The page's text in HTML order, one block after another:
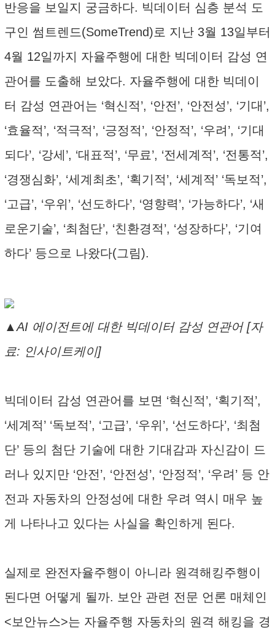
반응을 보일지 궁금하다. 빅데이터 심층 분석 도
구인 썸트렌드(SomeTrend)로 지난 3월 13일부터
4월 12일까지 자율주행에 대한 빅데이터 감성 연
관어를 도출해 보았다. 자율주행에 대한 빅데이
터 감성 연관어는 ‘혁신적’, ‘안전’, ‘안전성’, ‘기대’,
‘효율적’, ‘적극적’, ‘긍정적’, ‘안정적’, ‘우려’, ‘기대
되다’, ‘강세’, ‘대표적’, ‘무료’, ‘전세계적’, ‘전통적’,
‘경쟁심화’, ‘세계최초’, ‘획기적’, ‘세계적’ ‘독보적’,
‘고급’, ‘우위’, ‘선도하다’, ‘영향력’, ‘가능하다’, ‘새
로운기술’, ‘최첨단’, ‘친환경적’, ‘성장하다’, ‘기여
하다’ 등으로 나왔다(그림).
▲AI 에이전트에 대한 빅데이터 감성 연관어 [자
료: 인사이트케이]
빅데이터 감성 연관어를 보면 ‘혁신적’, ‘획기적’,
‘세계적’ ‘독보적’, ‘고급’, ‘우위’, ‘선도하다’, ‘최첨
단’ 등의 첨단 기술에 대한 기대감과 자신감이 드
러나 있지만 ‘안전’, ‘안전성’, ‘안정적’, ‘우려’ 등 안
전과 자동차의 안정성에 대한 우려 역시 매우 높
게 나타나고 있다는 사실을 확인하게 된다.
실제로 완전자율주행이 아니라 원격해킹주행이
된다면 어떻게 될까. 보안 관련 전문 언론 매체인
<보안뉴스>는 자율주행 자동차의 원격 해킹을 경